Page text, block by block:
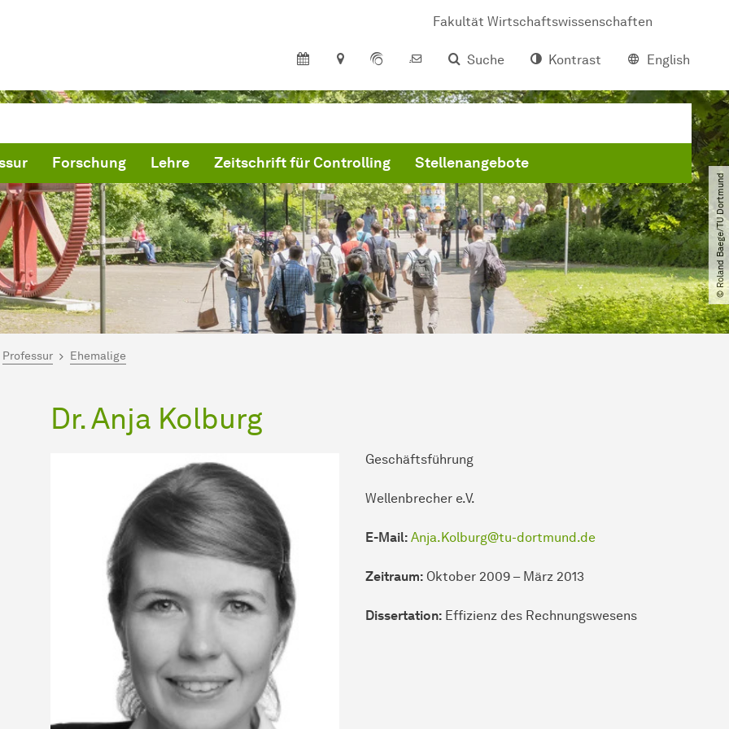
Fakultät Wirtschaftswissenschaften
Suche
Kontrast English
Forschung Lehre Zeitschrift für Controlling Stellenangebote
© Roland Baege​/​TU Dortmund
hier: und Controlling - WiWi
Professur Ehemalige
Dr. Anja Kolburg
Geschäftsführung
Wellenbrecher e.V.
E-Mail: Anja.Kolburg@tu-dortmund.de
Zeitraum:Oktober 2009 – März 2013
Dissertation:Effizienz des Rechnungswesens